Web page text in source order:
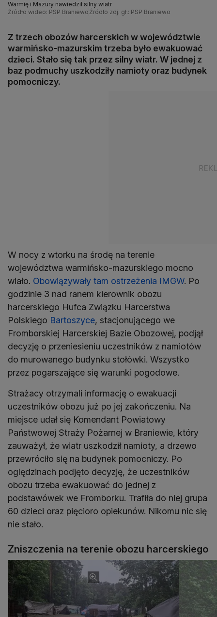
Warmię i Mazury nawiedził silny wiatr
Źródło wideo: PSP Braniewo Źródło zdj. gł.: PSP Braniewo
Z trzech obozów harcerskich w województwie
warmińsko-mazurskim trzeba było ewakuować
dzieci. Stało się tak przez silny wiatr. W jednej z
baz podmuchy uszkodziły namioty oraz budynek
pomocniczy.
W nocy z wtorku na środę na terenie
województwa warmińsko-mazurskiego mocno
wiało. Obowiązywały tam ostrzeżenia IMGW. Po
godzinie 3 nad ranem kierownik obozu
harcerskiego Hufca Związku Harcerstwa
Polskiego Bartoszyce, stacjonującego we
Fromborskiej Harcerskiej Bazie Obozowej, podjął
decyzję o przeniesieniu uczestników z namiotów
do murowanego budynku stołówki. Wszystko
przez pogarszające się warunki pogodowe.
Strażacy otrzymali informację o ewakuacji
uczestników obozu już po jej zakończeniu. Na
miejsce udał się Komendant Powiatowy
Państwowej Straży Pożarnej w Braniewie, który
zauważył, że wiatr uszkodził namioty, a drzewo
przewróciło się na budynek pomocniczy. Po
oględzinach podjęto decyzję, że uczestników
obozu trzeba ewakuować do jednej z
podstawówek we Fromborku. Trafiła do niej grupa
60 dzieci oraz pięcioro opiekunów. Nikomu nic się
nie stało.
Zniszczenia na terenie obozu harcerskiego